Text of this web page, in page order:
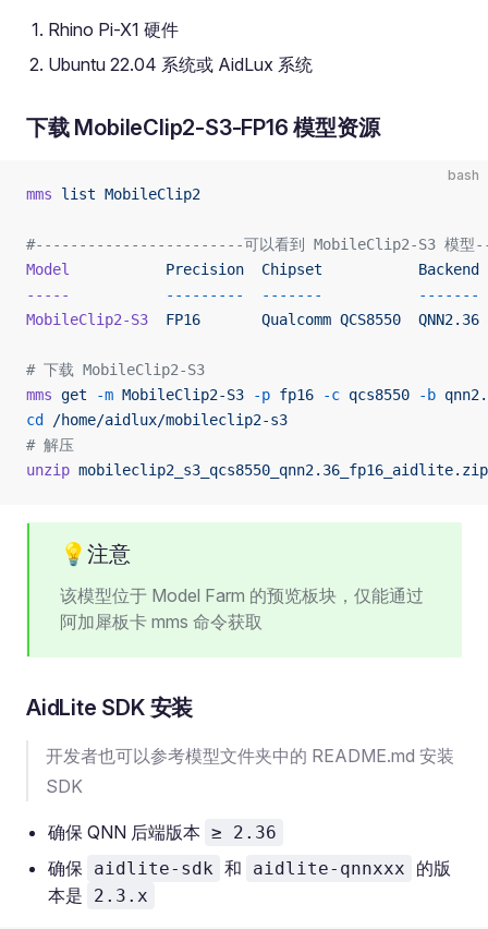
Rhino Pi-X1 硬件
Ubuntu 22.04 系统或 AidLux 系统
下载 MobileClip2-S3-FP16 模型资源
bash
mms list MobileClip2
#------------------------可以看到 MobileClip2-S3
Model
           Precision
  Chipset
           Backend
-----
           ---------
  -------
           -------
MobileClip2-S3
  FP16
       Qualcomm
QCS8550
  QNN2.36
# 下载 MobileClip2-S3
mms get -m MobileClip2-S3 -p fp16 -c qcs8550 -b
cd
/home/aidlux/mobileclip2-s3
# 解压
unzip mobileclip2_s3_qcs8550_qnn2.36_fp16_aidlite.zip
💡注意
该模型位于 Model Farm 的预览板块，仅能通过
阿加犀板卡 mms 命令获取
AidLite SDK 安装
开发者也可以参考模型文件夹中的 README.md 安装
SDK
确保 QNN 后端版本 ≥ 2.36
确保 aidlite-sdk 和 aidlite-qnnxxx
的版
本是
2.3.x